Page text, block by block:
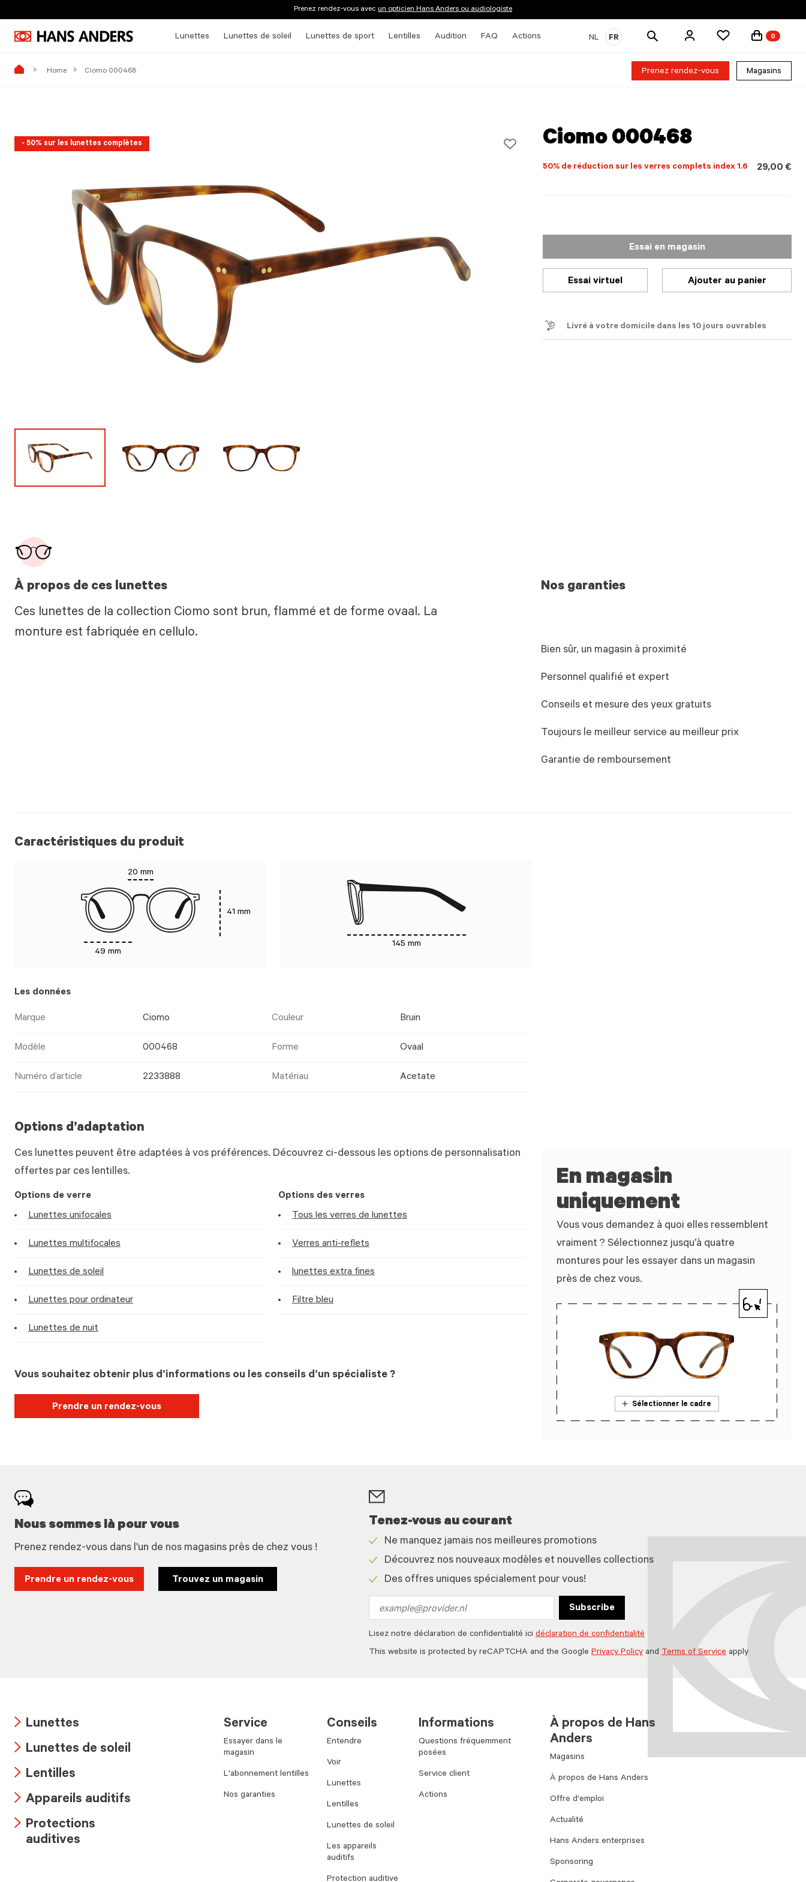
Prenez rendez-vous avec un opticien Hans Anders ou audiologiste
Lunettes Lunettes de soleil Lunettes de sport Lentilles Audition FAQ Actions NL FR
Rechercher
0
Home Ciomo 000468 Prenez rendez-vous Magasins
- 50% sur les lunettes complètes Ciomo 000468
50% de réduction sur les verres complets index 1.6 29,00 €
Essai en magasin
Essai virtuel Ajouter au panier
Livré à votre domicile dans les 10 jours ouvrables
À propos de ces lunettes
Ces lunettes de la collection Ciomo sont brun, flammé et de forme ovaal. La
monture est fabriquée en cellulo.
Nos garanties
Bien sûr, un magasin à proximité
Personnel qualifié et expert
Conseils et mesure des yeux gratuits
Toujours le meilleur service au meilleur prix
Garantie de remboursement
Caractéristiques du produit
20 mm
49 mm
41 mm
145 mm
Les données
Marque Ciomo Couleur Bruin
Modèle 000468 Forme Ovaal
Numéro d’article 2233888 Matériau Acetate
Options d’adaptation
Ces lunettes peuvent être adaptées à vos préférences. Découvrez ci-dessous les options de personnalisation
offertes par ces lentilles.
Options de verre
Lunettes unifocales
Lunettes multifocales
Lunettes de soleil
Lunettes pour ordinateur
Lunettes de nuit
Options des verres
Tous les verres de lunettes
Verres anti-reflets
lunettes extra fines
Filtre bleu
Vous souhaitez obtenir plus d’informations ou les conseils d’un spécialiste ?
Prendre un rendez-vous
En magasin
uniquement
Vous vous demandez à quoi elles ressemblent
vraiment ? Sélectionnez jusqu’à quatre
montures pour les essayer dans un magasin
près de chez vous.
Sélectionner le cadre
Nous sommes là pour vous
Prenez rendez-vous dans l'un de nos magasins près de chez vous !
Prendre un rendez-vous Trouvez un magasin
Tenez-vous au courant
icon
Ne manquez jamais nos meilleures promotions
icon
Découvrez nos nouveaux modèles et nouvelles collections
Des offres uniques spécialement pour vous!
address
Subscribe
Lisez notre déclaration de confidentialité ici déclaration de confidentialité
This website is protected by reCAPTCHA and the Google Privacy Policy and Terms of Service apply
icon
Lunettes
icon
Lunettes de soleil
icon
Lentilles
icon
Appareils auditifs
Arrow
Protections
auditives
Service
Essayer dans le
magasin
L'abonnement lentilles
Nos garanties
Conseils
Entendre
Voir
Lunettes
Lentilles
Lunettes de soleil
Les appareils
auditifs
Protection auditive
Informations
Questions fréquemment
posées
Service client
Actions
À propos de Hans
Anders
Magasins
À propos de Hans Anders
Offre d'emploi
Actualité
Hans Anders enterprises
Sponsoring